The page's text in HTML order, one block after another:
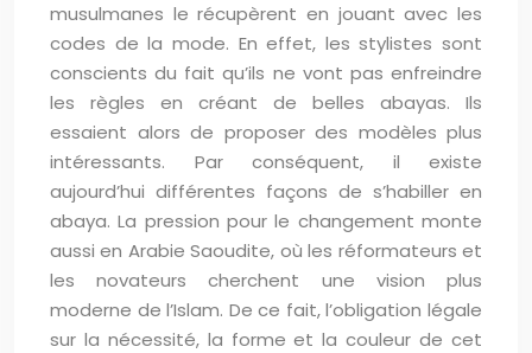
musulmanes le récupèrent en jouant avec les
codes de la mode. En effet, les stylistes sont
conscients du fait qu’ils ne vont pas enfreindre
les règles en créant de belles abayas. Ils
essaient alors de proposer des modèles plus
intéressants. Par conséquent, il existe
aujourd’hui différentes façons de s’habiller en
abaya. La pression pour le changement monte
aussi en Arabie Saoudite, où les réformateurs et
les novateurs cherchent une vision plus
moderne de l’Islam. De ce fait, l’obligation légale
sur la nécessité, la forme et la couleur de cet